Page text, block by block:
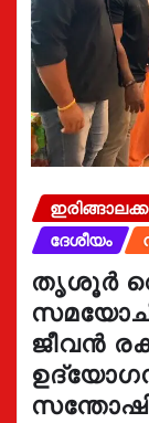
ദേശീയം
തൃശൂർ
ജീവൻ